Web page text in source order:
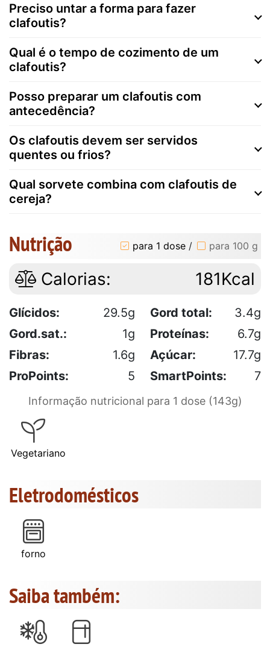
Preciso untar a forma para fazer
clafoutis?
Qual é o tempo de cozimento de um
clafoutis?
Posso preparar um clafoutis com
antecedência?
Os clafoutis devem ser servidos
quentes ou frios?
Qual sorvete combina com clafoutis de
cereja?
Nutrição para 1 dose / para 100 g
Calorias: 181Kcal
Glícidos: 29.5g Gord total:
3.4g
Gord.sat.:
1g Proteínas:
6.7g
Fibras:
1.6g Açúcar:
17.7g
ProPoints:
5 SmartPoints: 7
Informação nutricional para 1 dose (143g)
Vegetariano
Eletrodomésticos
forno
Saiba também: